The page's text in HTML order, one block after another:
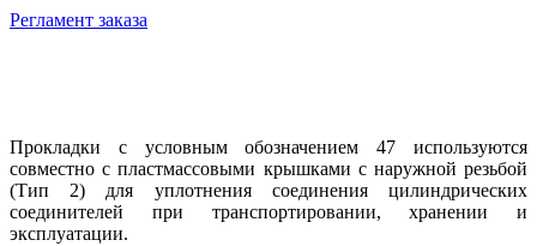
Регламент заказа
Прокладки с условным обозначением 47 используются
совместно с пластмассовыми крышками с наружной резьбой
(Тип 2) для уплотнения соединения цилиндрических
соединителей при транспортировании, хранении и
эксплуатации.